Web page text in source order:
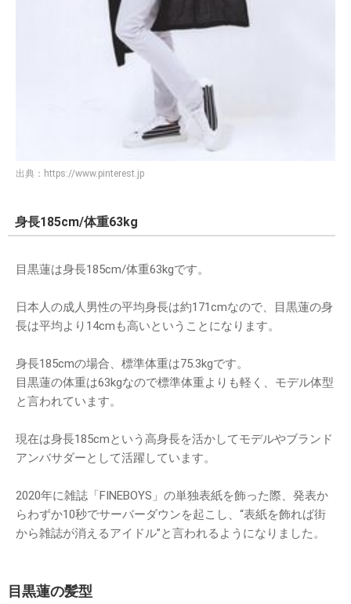
出典： https://www.pinterest.jp
身長185cm/体重63kg
目黒蓮は身長185cm/体重63kgです。
日本人の成人男性の平均身長は約171cmなので、目黒蓮の身
長は平均より14cmも高いということになります。
身長185cmの場合、標準体重は75.3kgです。
目黒蓮の体重は63kgなので標準体重よりも軽く、モデル体型
と言われています。
現在は身長185cmという高身長を活かしてモデルやブランド
アンバサダーとして活躍しています。
2020年に雑誌「FINEBOYS」の単独表紙を飾った際、発表か
らわずか10秒でサーバーダウンを起こし、“表紙を飾れば街
から雑誌が消えるアイドル”と言われるようになりました。
目黒蓮の髪型